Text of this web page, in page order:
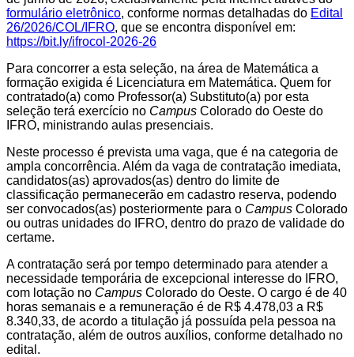
formulário eletrônico, conforme normas detalhadas do Edital
26/2026/COL/IFRO, que se encontra disponível em:
https://bit.ly/ifrocol-2026-26
Para concorrer a esta seleção, na área de Matemática a
formação exigida é Licenciatura em Matemática. Quem for
contratado(a) como Professor(a) Substituto(a) por esta
seleção terá exercício no Campus Colorado do Oeste do
IFRO, ministrando aulas presenciais.
Neste processo é prevista uma vaga, que é na categoria de
ampla concorrência. Além da vaga de contratação imediata,
candidatos(as) aprovados(as) dentro do limite de
classificação permanecerão em cadastro reserva, podendo
ser convocados(as) posteriormente para o Campus Colorado
ou outras unidades do IFRO, dentro do prazo de validade do
certame.
A contratação será por tempo determinado para atender a
necessidade temporária de excepcional interesse do IFRO,
com lotação no Campus Colorado do Oeste. O cargo é de 40
horas semanais e a remuneração é de R$ 4.478,03 a R$
8.340,33, de acordo a titulação já possuída pela pessoa na
contratação, além de outros auxílios, conforme detalhado no
edital.